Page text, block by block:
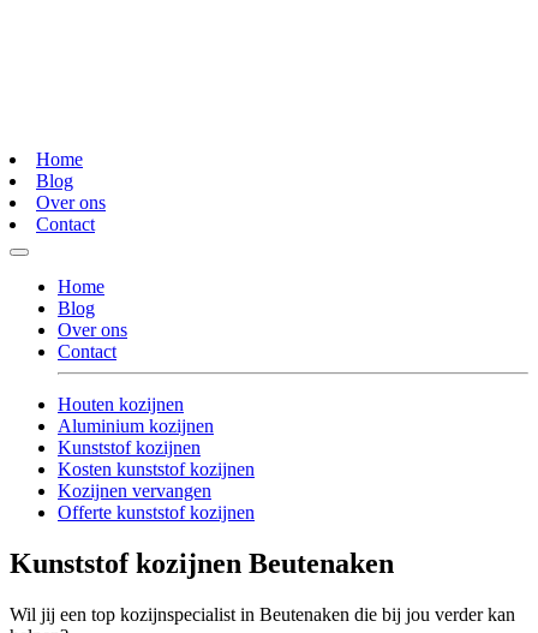
Home
Blog
Over ons
Contact
Home
Blog
Over ons
Contact
Houten kozijnen
Aluminium kozijnen
Kunststof kozijnen
Kosten kunststof kozijnen
Kozijnen vervangen
Offerte kunststof kozijnen
Kunststof kozijnen Beutenaken
Wil jij een top kozijnspecialist in Beutenaken die bij jou verder kan